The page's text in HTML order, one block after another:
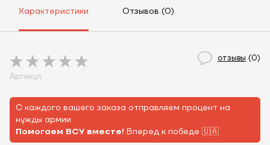
Характеристики Отзывов (0)
отзывы (0)
Артикул
С каждого вашего заказа отправляем процент на
нужды армии
Помогаем ВСУ вместе! Вперед к победе 🇺🇦